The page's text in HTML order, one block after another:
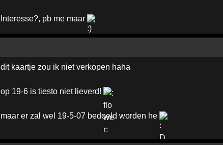
Interesse?, pb me maar
dit kaartje zou ik niet verkopen haha
op 19-6 is tiesto niet lieverd!
maar er zal wel 19-5-07 bedoeld worden he